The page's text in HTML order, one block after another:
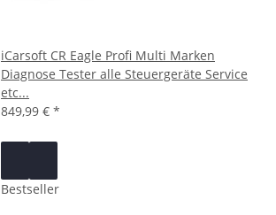
iCarsoft CR Eagle Profi Multi Marken
Diagnose Tester alle Steuergeräte Service
etc...
849,99 € *
Bestseller